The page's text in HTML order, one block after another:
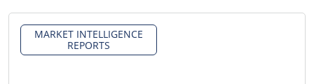
MARKET INTELLIGENCE
REPORTS